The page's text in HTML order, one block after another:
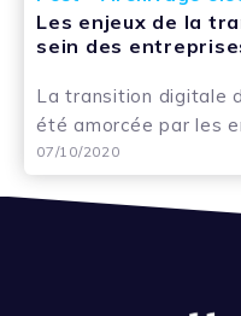
Les enjeux de la
sein des
La transition digitale
été amorcée par les
07/10/2020